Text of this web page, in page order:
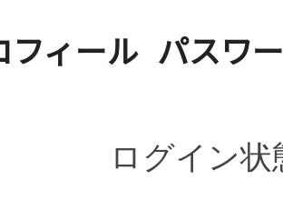
フィール パスワ
ログイン